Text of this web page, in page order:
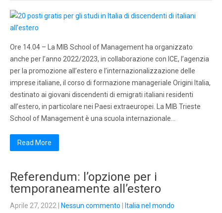
Ore 14.04 – La MIB School of Management ha organizzato
anche per l’anno 2022/2023, in collaborazione con ICE, l’agenzia
per la promozione all’estero e l’internazionalizzazione delle
imprese italiane, il corso di formazione manageriale Origini Italia,
destinato ai giovani discendenti di emigrati italiani residenti
all’estero, in particolare nei Paesi extraeuropei. La MIB Trieste
School of Management è una scuola internazionale…
Read More
Referendum: l’opzione per i
temporaneamente all’estero
Aprile 27, 2022 Nessun commento Italia nel mondo